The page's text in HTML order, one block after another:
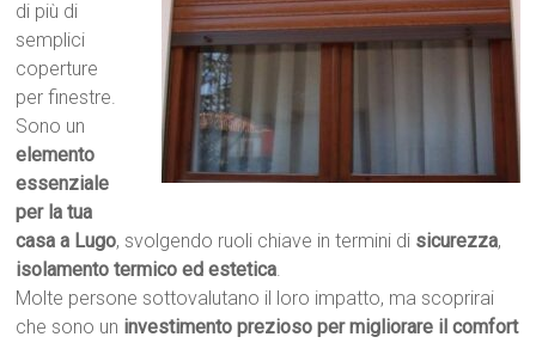
di più di
semplici
coperture
per finestre.
Sono un
elemento
essenziale
per la tua
casa a Lugo, svolgendo ruoli chiave in termini di sicurezza,
isolamento termico ed estetica.
Molte persone sottovalutano il loro impatto, ma scoprirai
che sono un investimento prezioso per migliorare il comfort